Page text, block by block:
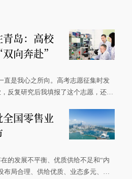
青岛：高校
向奔赴”
直是我心之所向。高考志愿征集时发
反复研究后我填报了这个志愿，还真
类专业的录取通知书。
国零售业
的发展不平衡、优质供给不足和“内
布局合理、供给优质、业态多元、智